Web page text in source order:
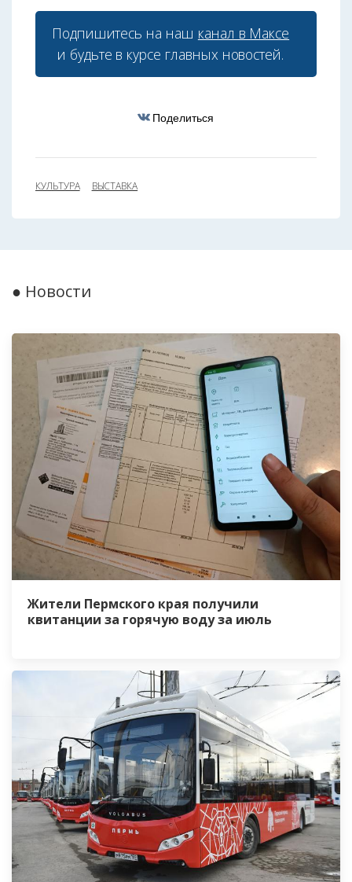
Подпишитесь на наш канал в Максе
и будьте в курсе главных новостей.
Поделиться
КУЛЬТУРА ВЫСТАВКА
● Новости
Жители Пермского края получили
квитанции за горячую воду за июль